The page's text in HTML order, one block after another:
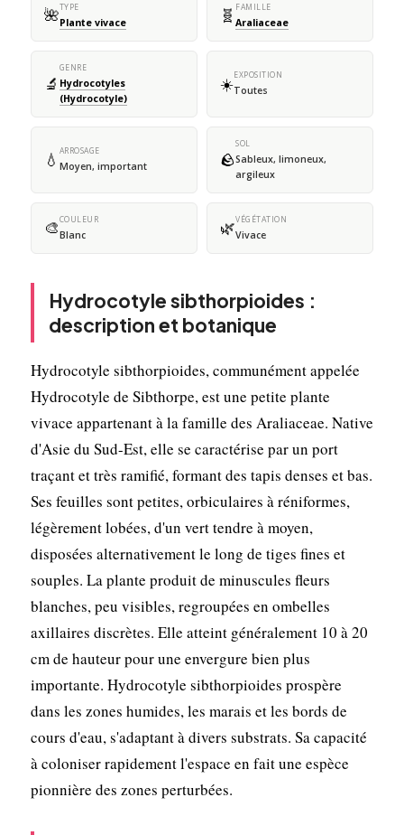
🌺TYPE
Plante vivace 🧬 FAMILLE
Araliaceae
🔬
GENRE
Hydrocotyles
(Hydrocotyle)
☀️EXPOSITION
Toutes
💧 ARROSAGE
Moyen, important 🪨
SOL
Sableux, limoneux,
argileux
🎨COULEUR
Blanc 🌿VÉGÉTATION
Vivace
Hydrocotyle sibthorpioides :
description et botanique
Hydrocotyle sibthorpioides, communément appelée
Hydrocotyle de Sibthorpe, est une petite plante
vivace appartenant à la famille des Araliaceae. Native
d'Asie du Sud-Est, elle se caractérise par un port
traçant et très ramifié, formant des tapis denses et bas.
Ses feuilles sont petites, orbiculaires à réniformes,
légèrement lobées, d'un vert tendre à moyen,
disposées alternativement le long de tiges fines et
souples. La plante produit de minuscules fleurs
blanches, peu visibles, regroupées en ombelles
axillaires discrètes. Elle atteint généralement 10 à 20
cm de hauteur pour une envergure bien plus
importante. Hydrocotyle sibthorpioides prospère
dans les zones humides, les marais et les bords de
cours d'eau, s'adaptant à divers substrats. Sa capacité
à coloniser rapidement l'espace en fait une espèce
pionnière des zones perturbées.